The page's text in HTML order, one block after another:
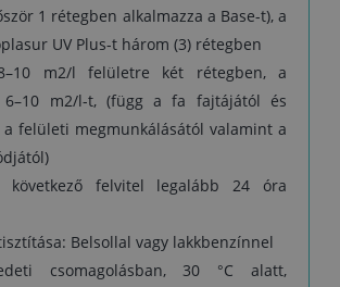
1 rétegben alkalmazza a Base-t), a
UV Plus-t három (3) rétegben
m2/l felületre két rétegben, a
6–10 m2/l-t, (függ a fa fajtájától és
a felületi megmunkálásától valamint a
következő felvitel legalább 24 óra
Belsollal vagy lakkbenzínnel
csomagolásban, 30 °C alatt,